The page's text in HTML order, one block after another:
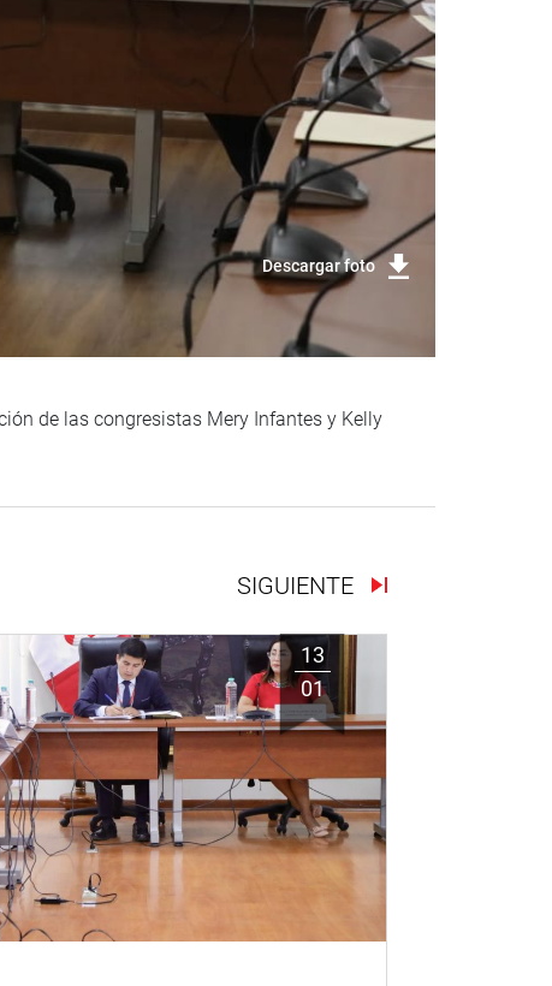
Descargar foto
de las congresistas Mery Infantes y Kelly
SIGUIENTE
13
01